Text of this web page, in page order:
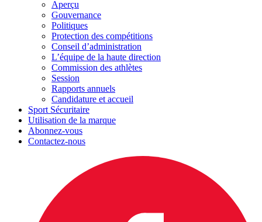
Aperçu
Gouvernance
Politiques
Protection des compétitions
Conseil d’administration
L’équipe de la haute direction
Commission des athlètes
Session
Rapports annuels
Candidature et accueil
Sport Sécuritaire
Utilisation de la marque
Abonnez-vous
Contactez-nous